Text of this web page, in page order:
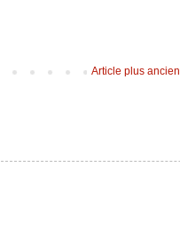
Article plus ancien